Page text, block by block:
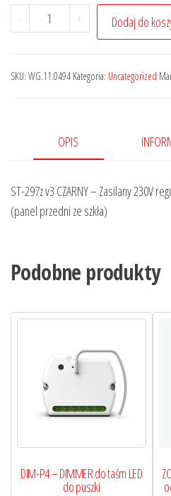
- + Dodaj do
SKU: WG.11.0494 Kategoria: Uncategorized
OPIS
ST-297z v3 CZARNY – Zasilany 230V
(panel przedni ze szkła)
Podobne produkty
DIM-P4 – DIMMER do taśm LED
do puszki